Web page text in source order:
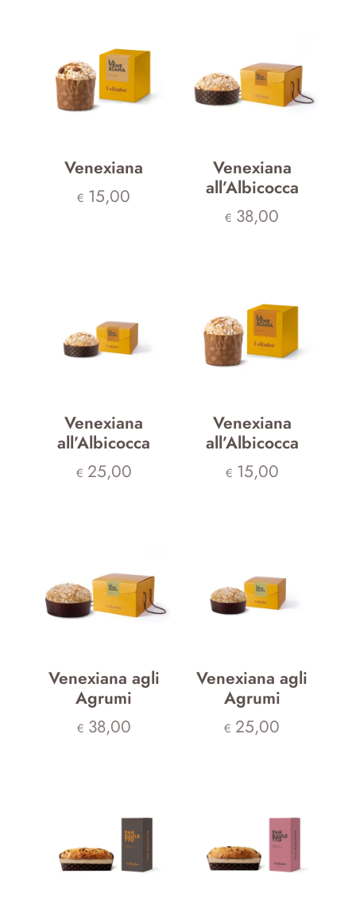
Venexiana
€ 15,00
Venexiana
all’Albicocca
€ 38,00
Venexiana
all’Albicocca
€ 25,00
Venexiana
all’Albicocca
€ 15,00
Venexiana agli
Agrumi
€ 38,00
Venexiana agli
Agrumi
€ 25,00